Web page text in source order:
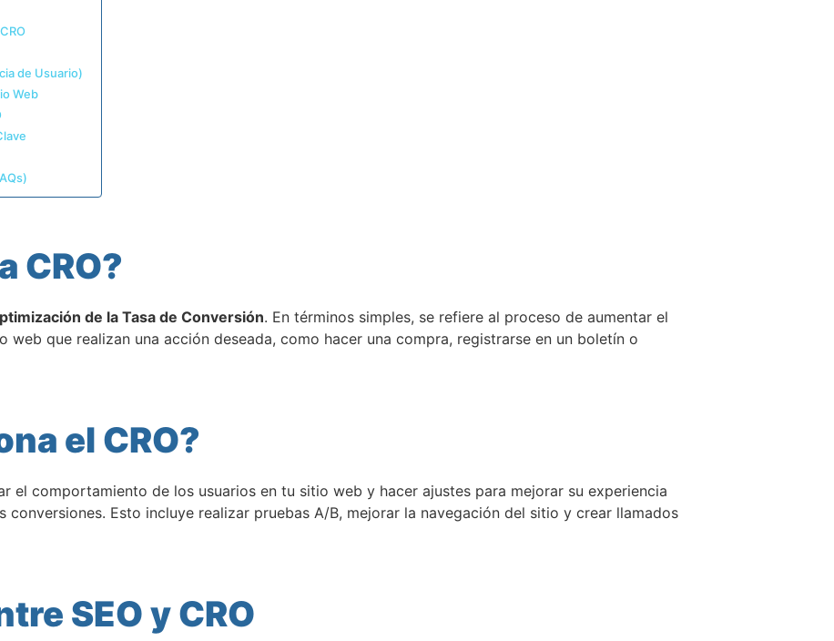
de Usuario)
Web
CRO?
de la Tasa de Conversión. En términos simples, se refiere al proceso de aumentar el
web que realizan una acción deseada, como hacer una compra, registrarse en un boletín o
el CRO?
el comportamiento de los usuarios en tu sitio web y hacer ajustes para mejorar su experiencia
conversiones. Esto incluye realizar pruebas A/B, mejorar la navegación del sitio y crear llamados
SEO y CRO